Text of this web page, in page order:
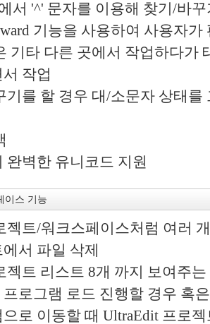
서 '^' 문자를 이용해 찾기/바
기능을 사용하여 사용자
기타 다른 곳에서 작업하다가
작업
기를 할 경우 대/소문자 상태
완벽한 유니코드 지원
이스 기능
젝트/워크스페이스처럼 여러
서 파일 삭제
젝트 리스트 8개 까지 보여주는
프로그램 로드 진행할 경우 혹
으로 이동할 때 UltraEdit 프로